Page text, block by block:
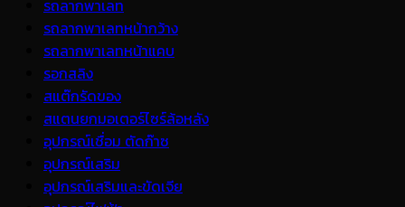
รถลากพาเลท
รถลากพาเลทหน้ากว้าง
รถลากพาเลทหน้าแคบ
รอกสลิง
สแต๊กรัดของ
สแตนยกมอเตอร์ไซร์ล้อหลัง
อุปกรณ์เชื่อม ตัดก๊าซ
อุปกรณ์เสริม
อุปกรณ์เสริมและขัดเจีย